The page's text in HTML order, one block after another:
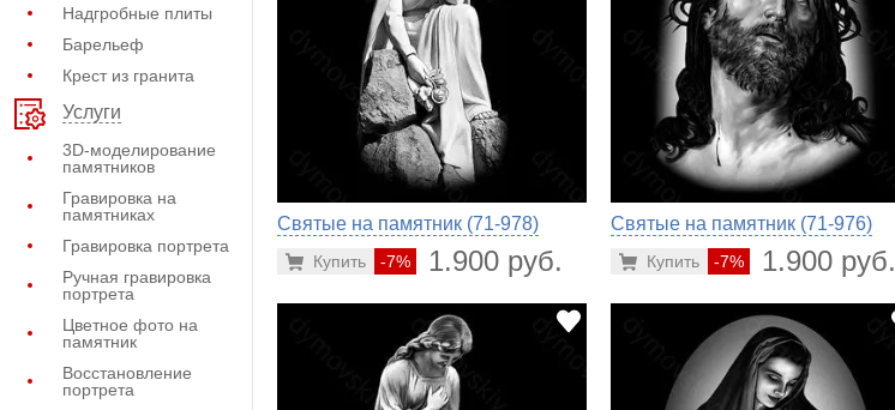
Надгробные плиты
Барельеф
Крест из гранита
Услуги
3D-моделирование
памятников
Гравировка на
памятниках
Гравировка портрета
Ручная гравировка
портрета
Цветное фото на
памятник
Восстановление
портрета
Святые на памятник (71-978)
-7% 1.900 руб.
Купить
Святые на памятник (71-976)
-7% 1.900 руб.
Купить